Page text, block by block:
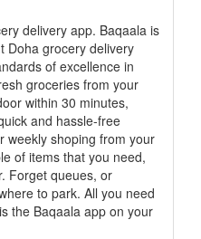
delivery app. Baqaala is
Doha grocery delivery
of excellence in
groceries from your
within 30 minutes,
and hassle-free
weekly shoping from your
of items that you need,
Forget queues, or
to park. All you need
the Baqaala app on your